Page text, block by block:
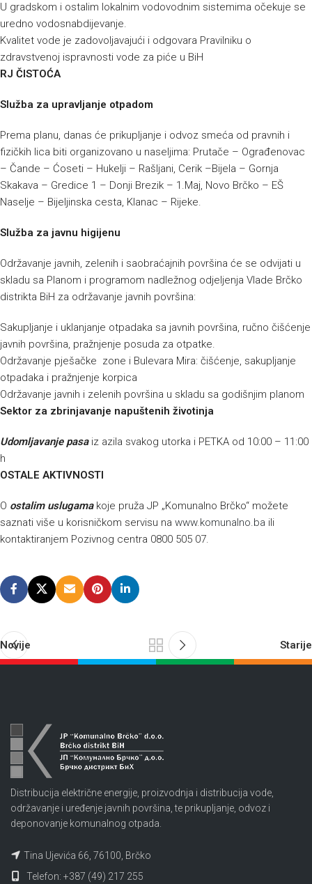
U gradskom i ostalim lokalnim vodovodnim sistemima očekuje se
uredno vodosnabdijevanje.
Kvalitet vode je zadovoljavajući i odgovara Pravilniku o
zdravstvenoj ispravnosti vode za piće u BiH
RJ ČISTOĆA
Služba za upravljanje otpadom
Prema planu, danas će prikupljanje i odvoz smeća od pravnih i
fizičkih lica biti organizovano u naseljima: Prutače – Ograđenovac
– Čande – Ćoseti – Hukelji – Rašljani, Cerik –Bijela – Gornja
Skakava – Gredice 1 – Donji Brezik – 1.Maj, Novo Brčko – EŠ
Naselje – Bijeljinska cesta, Klanac – Rijeke.
Služba za javnu higijenu
Održavanje javnih, zelenih i saobraćajnih površina će se odvijati u
skladu sa Planom i programom nadležnog odjeljenja Vlade Brčko
distrikta BiH za održavanje javnih površina:
Sakupljanje i uklanjanje otpadaka sa javnih površina, ručno čišćenje
javnih površina, pražnjenje posuda za otpatke.
Održavanje pješačke zone i Bulevara Mira: čišćenje, sakupljanje
otpadaka i pražnjenje korpica
Održavanje javnih i zelenih površina u skladu sa godišnjim planom
Sektor za zbrinjavanje napuštenih životinja
Udomljavanje pasaiz azila svakog utorka i PETKA od 10:00 – 11:00
h
OSTALE AKTIVNOSTI
O ostalim uslugamakoje pruža JP „Komunalno Brčko“ možete
saznati više u korisničkom servisu na www.komunalno.ba ili
kontaktiranjem Pozivnog centra 0800 505 07.
Novije Starije
Distribucija električne energije, proizvodnja i distribucija vode,
održavanje i uređenje javnih površina, te prikupljanje, odvoz i
deponovanje komunalnog otpada.
Tina Ujevića 66, 76100, Brčko
Telefon: +387 (49) 217 255